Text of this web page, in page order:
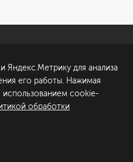
Обсудить проект
для анализа
его работы. Нажимая
использованием cookie-
обработки